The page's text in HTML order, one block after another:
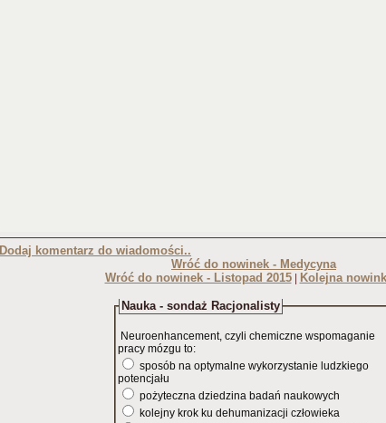
Dodaj komentarz do wiadomości..
Wróć do nowinek - Medycyna
Wróć do nowinek - Listopad 2015| Kolejna
Nauka - sondaż Racjonalisty
Neuroenhancement, czyli chemiczne wspomaganie
pracy mózgu to:
sposób na optymalne wykorzystanie ludzkiego
potencjału
pożyteczna dziedzina badań naukowych
kolejny krok ku dehumanizacji człowieka